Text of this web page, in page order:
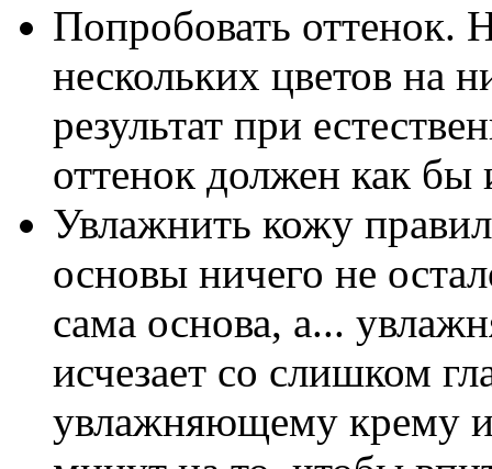
Попробовать оттенок.
нескольких цветов на
результат при
оттенок должен как бы
Увлажнить кожу
основы ничего не
сама основа, а...
исчезает со слишком
увлажняющему крему